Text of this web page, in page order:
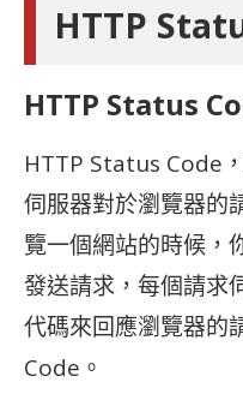
HTTP
HTTP Status
HTTP Status Code
伺服器對於瀏覽器的
覽一個網站的時候，
發送請求，每個請求
代碼來回應瀏覽器的
Code。